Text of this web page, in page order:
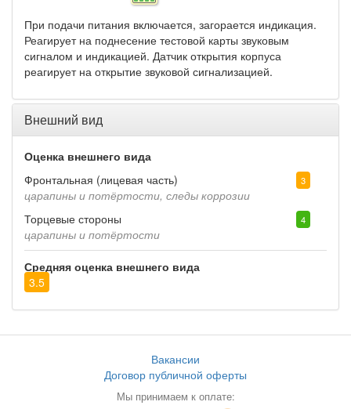
При подачи питания включается, загорается индикация.
Реагирует на поднесение тестовой карты звуковым
сигналом и индикацией. Датчик открытия корпуса
реагирует на открытие звуковой сигнализацией.
Внешний вид
Оценка внешнего вида
Фронтальная (лицевая часть)
3
царапины и потёртости, следы коррозии
Торцевые стороны
4
царапины и потёртости
Средняя оценка внешнего вида
3.5
Вакансии
Договор публичной оферты
Мы принимаем к оплате: